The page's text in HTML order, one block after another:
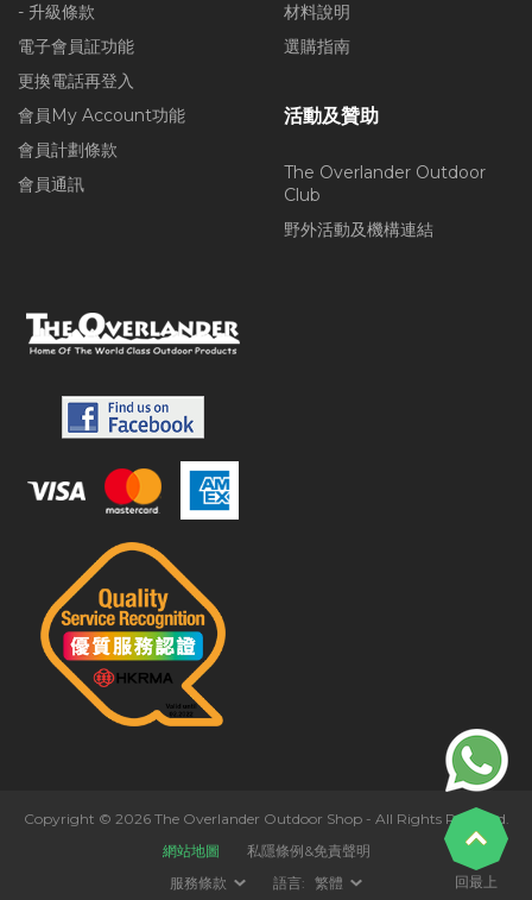
回最上
- 升級條款
電子會員証功能
更換電話再登入
會員My Account功能
會員計劃條款
會員通訊
材料說明
選購指南
活動及贊助
The Overlander Outdoor
Club
野外活動及機構連結
Copyright © 2026 The Overlander Outdoor Shop - All Rights Reserved.
網站地圖
私隱條例&免責聲明
服務條款
語言: 繁體